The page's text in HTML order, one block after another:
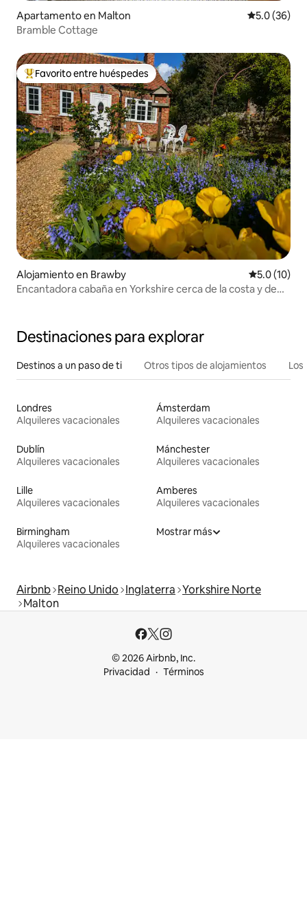
Apartamento en Malton Calificación
5.0 (36)
Bramble Cottage
Favorito entre huéspedes preferido
Favorito entre huéspedes
Alojamiento en Brawby Calificación
5.0 (10)
Encantadora cabaña en Yorkshire cerca de la costa y de
Destinaciones para explorar
Destinos a un paso de ti Otros tipos de alojamientos
Londres
Alquileres vacacionales
Ámsterdam
Alquileres vacacionales
Dublín
Alquileres vacacionales
Mánchester
Alquileres vacacionales
Lille
Alquileres vacacionales
Amberes
Alquileres vacacionales
Birmingham
Alquileres vacacionales
Mostrar más
Airbnb Reino Unido Inglaterra Yorkshire Norte
Malton
© 2026 Airbnb, Inc.
Privacidad
Términos